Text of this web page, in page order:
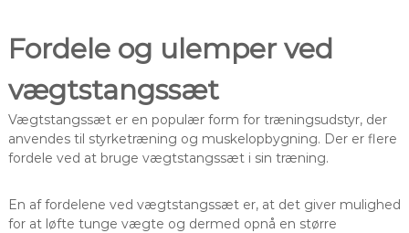
Fordele og ulemper ved
vægtstangssæt
Vægtstangssæt er en populær form for træningsudstyr, der
anvendes til styrketræning og muskelopbygning. Der er flere
fordele ved at bruge vægtstangssæt i sin træning.
En af fordelene ved vægtstangssæt er, at det giver mulighed
for at løfte tunge vægte og dermed opnå en større